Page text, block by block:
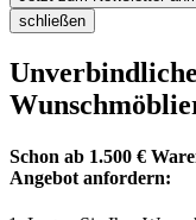
schließen
Schon ab 1.500 €
Angebot anfordern: